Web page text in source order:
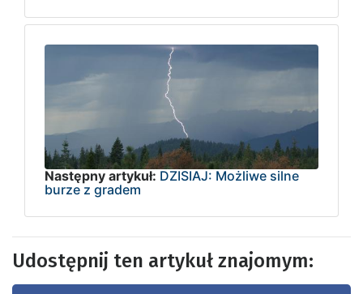
Następny artykuł: DZISIAJ: Możliwe silne
burze z gradem
Udostępnij ten artykuł znajomym: